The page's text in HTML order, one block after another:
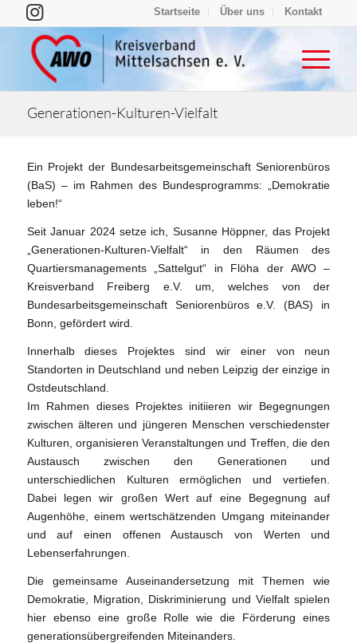
Startseite Über uns Kontakt
Generationen-Kulturen-Vielfalt
Ein Projekt der Bundesarbeitsgemeinschaft Seniorenbüros
(BaS) – im Rahmen des Bundesprogramms: „Demokratie
leben!“
Seit Januar 2024 setze ich, Susanne Höppner, das Projekt
„Generationen-Kulturen-Vielfalt“ in den Räumen des
Quartiersmanagements „Sattelgut“ in Flöha der AWO –
Kreisverband Freiberg e.V. um, welches von der
Bundesarbeitsgemeinschaft Seniorenbüros e.V. (BAS) in
Bonn, gefördert wird.
Innerhalb dieses Projektes sind wir einer von neun
Standorten in Deutschland und neben Leipzig der einzige in
Ostdeutschland.
Im Rahmen dieses Projektes initiieren wir Begegnungen
zwischen älteren und jüngeren Menschen verschiedenster
Kulturen, organisieren Veranstaltungen und Treffen, die den
Austausch zwischen den Generationen und
unterschiedlichen Kulturen ermöglichen und vertiefen.
Dabei legen wir großen Wert auf eine Begegnung auf
Augenhöhe, einem wertschätzenden Umgang miteinander
und auf einen offenen Austausch von Werten und
Lebenserfahrungen.
Die gemeinsame Auseinandersetzung mit Themen wie
Demokratie, Migration, Diskriminierung und Vielfalt spielen
hier ebenso eine große Rolle wie die Förderung eines
generationsübergreifenden Miteinanders.